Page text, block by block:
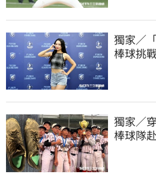
獨家／
棒球挑
獨家／
棒球隊